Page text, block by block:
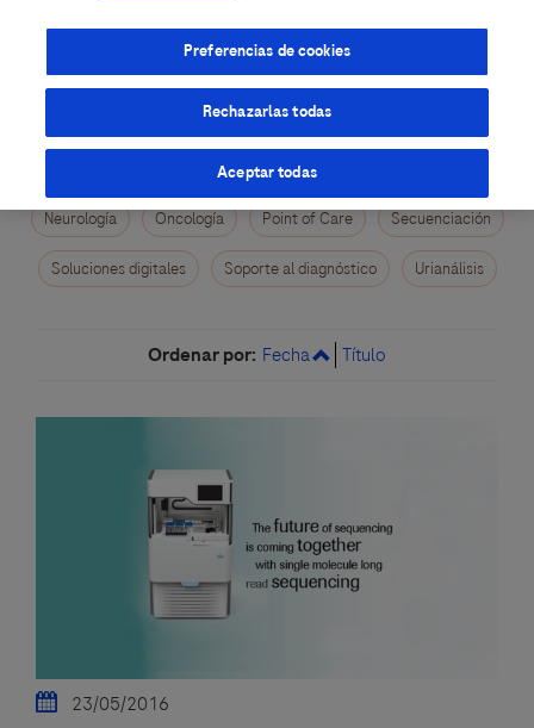
Ginecología/Salud de la mujer
Libros y Monografías
Neurología Oncología Point of Care Secuenciación
Soluciones digitales Soporte al diagnóstico Urianálisis
Ordenar por: Fecha Título
23/05/2016
Preferencias de cookies
Rechazarlas todas
Aceptar todas